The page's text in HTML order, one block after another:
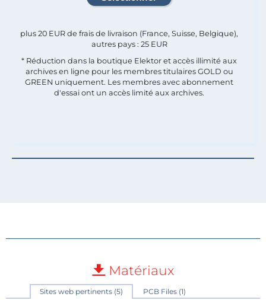
plus 20 EUR de frais de livraison (France, Suisse, Belgique),
autres pays : 25 EUR
* Réduction dans la boutique Elektor et accès illimité aux
archives en ligne pour les membres titulaires GOLD ou
GREEN uniquement. Les membres avec abonnement
d'essai ont un accès limité aux archives.
Matériaux
Sites web pertinents (5) PCB Files (1)